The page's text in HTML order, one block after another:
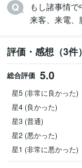
もし諸事情
来客、来電、
評価・感想（3件
総合評価 5.0
星5 (非常に良かった)
星4 (良かった)
星3 (普通)
星2 (悪かった)
星1 (非常に悪かった)